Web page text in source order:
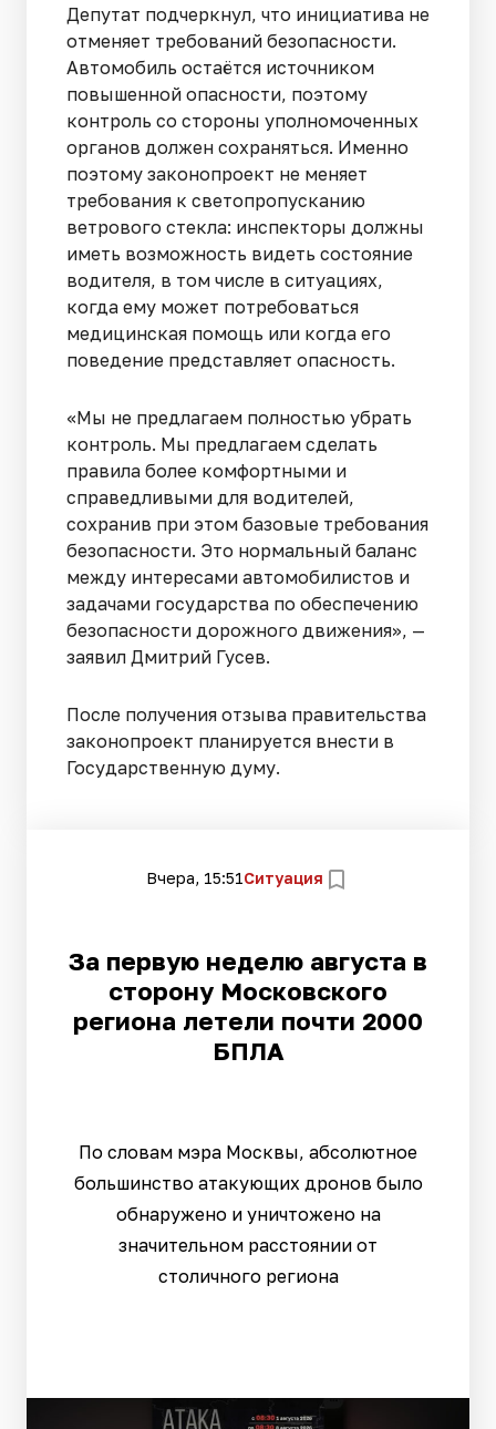
Депутат подчеркнул, что инициатива не
отменяет требований безопасности.
Автомобиль остаётся источником
повышенной опасности, поэтому
контроль со стороны уполномоченных
органов должен сохраняться. Именно
поэтому законопроект не меняет
требования к светопропусканию
ветрового стекла: инспекторы должны
иметь возможность видеть состояние
водителя, в том числе в ситуациях,
когда ему может потребоваться
медицинская помощь или когда его
поведение представляет опасность.
«Мы не предлагаем полностью убрать
контроль. Мы предлагаем сделать
правила более комфортными и
справедливыми для водителей,
сохранив при этом базовые требования
безопасности. Это нормальный баланс
между интересами автомобилистов и
задачами государства по обеспечению
безопасности дорожного движения», —
заявил Дмитрий Гусев.
После получения отзыва правительства
законопроект планируется внести в
Государственную думу.
Вчера, 15:51Ситуация
За первую неделю августа в
сторону Московского
региона летели почти 2000
БПЛА
По словам мэра Москвы, абсолютное
большинство атакующих дронов было
обнаружено и уничтожено на
значительном расстоянии от
столичного региона